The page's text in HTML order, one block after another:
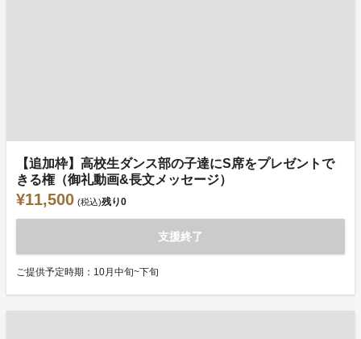
【追加枠】高校生ダンス部の子達にS席をプレゼントで
きる権（御礼動画&長文メッセージ）
¥11,500 (税込)残り0
支援終了
ご提供予定時期：10月中旬~下旬